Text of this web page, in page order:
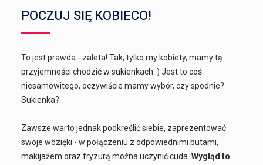
POCZUJ SIĘ KOBIECO!
To jest prawda - zaleta! Tak, tylko my kobiety, mamy tą
przyjemności chodzić w sukienkach :) Jest to coś
niesamowitego, oczywiście mamy wybór, czy spodnie?
Sukienka?
Zawsze warto jednak podkreślić siebie, zaprezentować
swoje wdzięki - w połączeniu z odpowiednimi butami,
makijażem oraz fryzurą można uczynić cuda.Wygląd to